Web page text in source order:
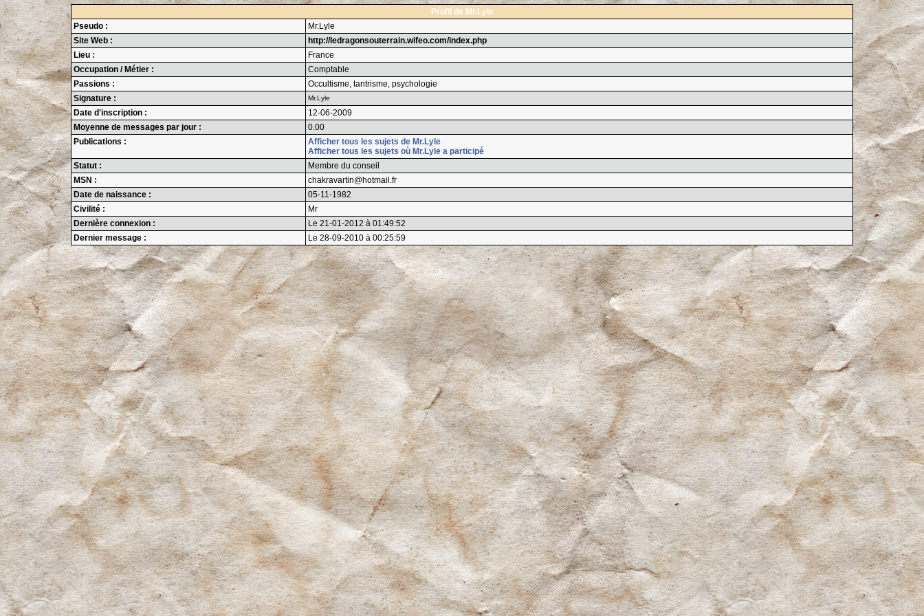
Profil de Mr.Lyle
Pseudo :
Mr.Lyle
Site Web :
http://ledragonsouterrain.wifeo.com/index.php
Lieu :
France
Occupation / Métier :
Comptable
Passions :
Occultisme, tantrisme, psychologie
Signature :
Mr.Lyle
Date d'inscription :
12-06-2009
Moyenne de messages par jour :
0.00
Publications :
Afficher tous les sujets de Mr.Lyle
Afficher tous les sujets où Mr.Lyle a participé
Statut :
Membre du conseil
MSN :
chakravartin@hotmail.fr
Date de naissance :
05-11-1982
Civilité :
Mr
Dernière connexion :
Le 21-01-2012 à 01:49:52
Dernier message :
Le 28-09-2010 à 00:25:59